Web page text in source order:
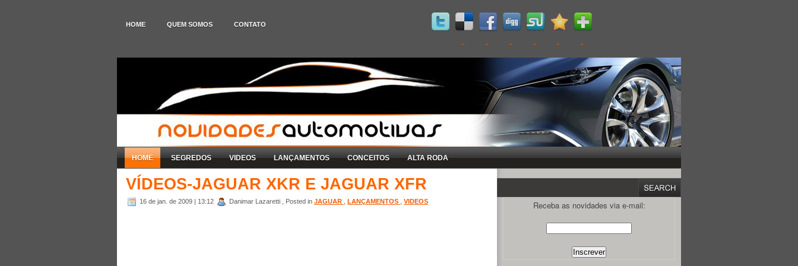
HOME QUEM SOMOS CONTATO
HOME SEGREDOS VIDEOS LANÇAMENTOS CONCEITOS ALTA RODA
VÍDEOS-JAGUAR XKR E JAGUAR XFR
16 de jan. de 2009 | 13:12 Danimar Lazaretti , Posted in JAGUAR LANÇAMENTOS VIDEOS Receba as novidades via e-mail: